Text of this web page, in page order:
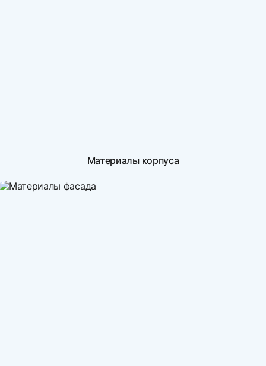
Материалы корпуса